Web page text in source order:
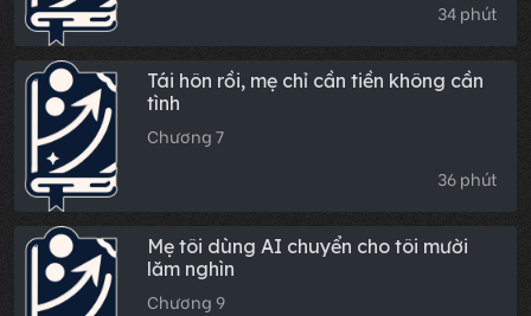
34 phút
Tái hôn rồi, mẹ chỉ cần tiền không cần
tình
Chương 7
36 phút
Mẹ tôi dùng AI chuyển cho tôi mười
lăm nghìn
Chương 9